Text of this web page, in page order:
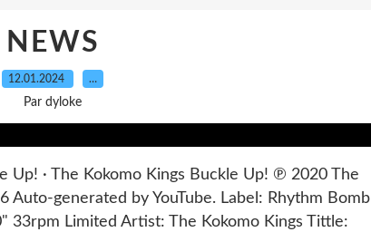
NEWS
12.01.2024 …
Par dyloke
Up! · The Kokomo Kings Buckle Up! ℗ 2020 The
Auto-generated by YouTube. Label: Rhythm Bomb
33rpm Limited Artist: The Kokomo Kings Tittle: